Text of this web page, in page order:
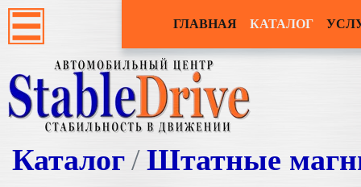
ГЛАВНАЯ КАТАЛОГ
Каталог
Штатные